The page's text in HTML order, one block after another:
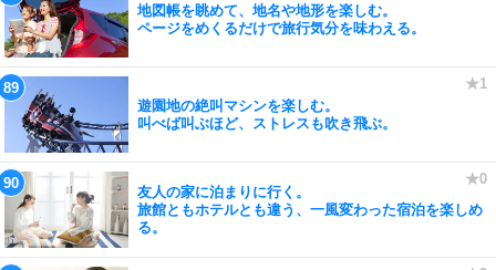
地図帳を眺めて、地名や地形を楽しむ。
ページをめくるだけで旅行気分を味わえる。
遊園地の絶叫マシンを楽しむ。
叫べば叫ぶほど、ストレスも吹き飛ぶ。
友人の家に泊まりに行く。
旅館ともホテルとも違う、一風変わった宿泊を楽しめ
る。